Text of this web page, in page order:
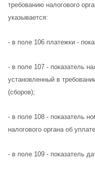
требованию налогового
указывается:
- в поле 106 платежки -
- в поле 107 - показатель
установленный в
(сборов);
- в поле 108 - показатель
налогового органа об
- в поле 109 - показатель